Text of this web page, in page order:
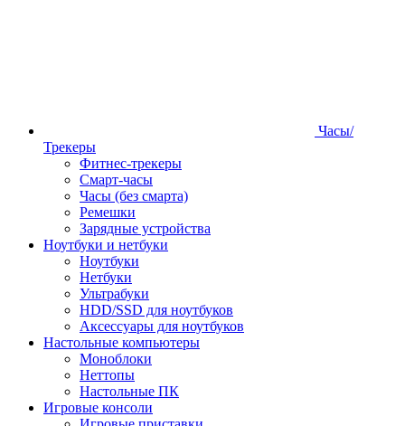
Часы/
Трекеры
Фитнес-трекеры
Смарт-часы
Часы (без смарта)
Ремешки
Зарядные устройства
Ноутбуки и нетбуки
Ноутбуки
Нетбуки
Ультрабуки
HDD/SSD для ноутбуков
Аксессуары для ноутбуков
Настольные компьютеры
Моноблоки
Неттопы
Настольные ПК
Игровые консоли